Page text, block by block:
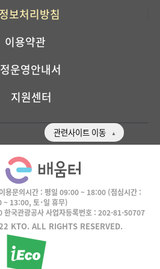
보처리방침
이용약관
운영안내서
지원센터
관련사이트 이동
용문의시간 : 평일 09:00 ~ 18:00 (점심시간 :
~ 13:00, 토･일 휴무)
한국관광공사 사업자등록번호 : 202-81-50707
KTO. ALL RIGHTS RESERVED.